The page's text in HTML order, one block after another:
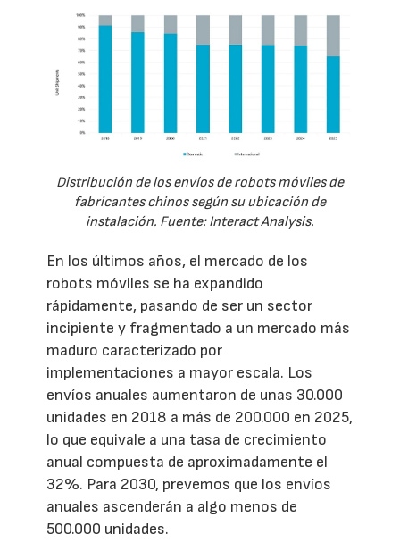
Distribución de los envíos de robots móviles de
fabricantes chinos según su ubicación de
instalación. Fuente: Interact Analysis.
En los últimos años, el mercado de los
robots móviles se ha expandido
rápidamente, pasando de ser un sector
incipiente y fragmentado a un mercado más
maduro caracterizado por
implementaciones a mayor escala. Los
envíos anuales aumentaron de unas 30.000
unidades en 2018 a más de 200.000 en 2025,
lo que equivale a una tasa de crecimiento
anual compuesta de aproximadamente el
32%. Para 2030, prevemos que los envíos
anuales ascenderán a algo menos de
500.000 unidades.